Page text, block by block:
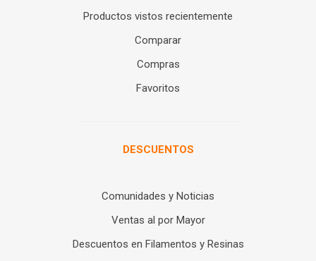
Productos vistos recientemente
Comparar
Compras
Favoritos
DESCUENTOS
Comunidades y Noticias
Ventas al por Mayor
Descuentos en Filamentos y Resinas